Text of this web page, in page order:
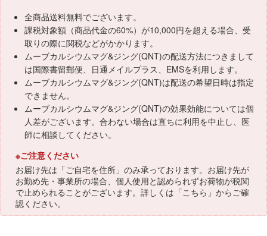
全商品送料無料でございます。
課税対象額（商品代金の60%）が10,000円を超える場合、受
取りの際に関税などがかかります。
ムーブカルシウムマグ&ジング(QNT)の配送方法につきまして
は国際書留郵便、日通メイルプラス、EMSを利用します。
ムーブカルシウムマグ&ジング(QNT)は配送の希望日時は指定
できません。
ムーブカルシウムマグ&ジング(QNT)の効果効能については個
人差がございます。合わない場合は直ちに利用を中止し、医
師に相談してください。
※ご注意ください
お届け先は「ご自宅を住所」のみ承っております。お届け先が
お勤め先・事業所の場合、個人使用と認められずお荷物が税関
で止められることがございます。詳しくは「こちら 」からご確
認ください。